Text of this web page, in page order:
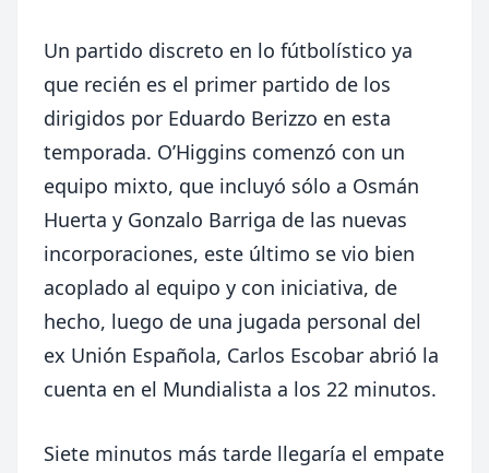
Un partido discreto en lo fútbolístico ya
que recién es el primer partido de los
dirigidos por Eduardo Berizzo en esta
temporada. O’Higgins comenzó con un
equipo mixto, que incluyó sólo a Osmán
Huerta y Gonzalo Barriga de las nuevas
incorporaciones, este último se vio bien
acoplado al equipo y con iniciativa, de
hecho, luego de una jugada personal del
ex Unión Española, Carlos Escobar abrió la
cuenta en el Mundialista a los 22 minutos.
Siete minutos más tarde llegaría el empate